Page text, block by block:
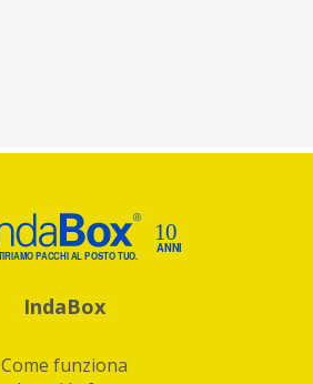
IndaBox
Come funziona